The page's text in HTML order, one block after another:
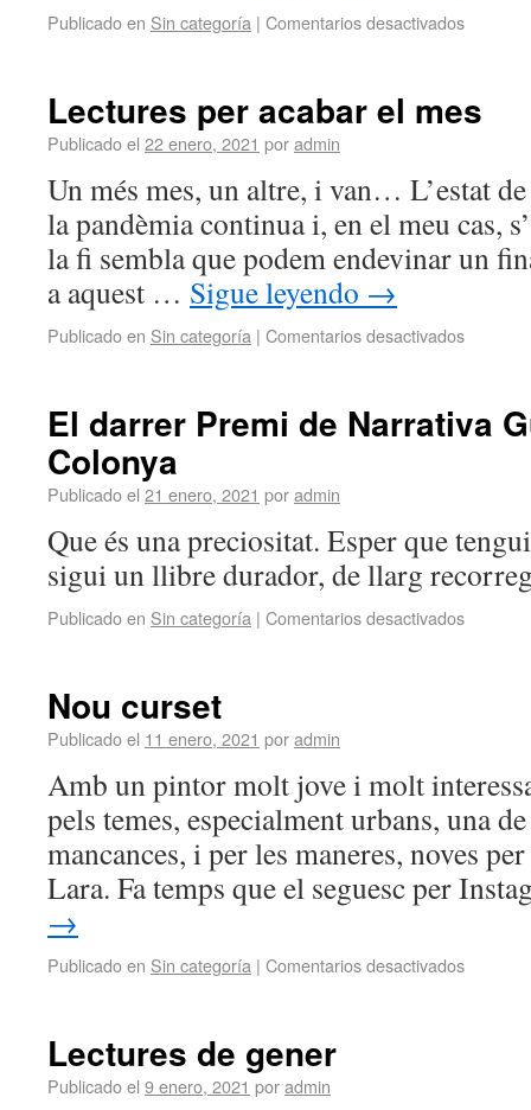
Publicado en Sin categoría | Comentarios desactivados
Lectures per acabar el mes
Publicado el 22 enero, 2021 poradmin
Un més mes, un altre, i van… L’estat
la pandèmia continua i, en el meu cas,
la fi sembla que podem endevinar un
a aquest … Sigue leyendo →
Publicado en Sin categoría | Comentarios desactivados
El darrer Premi de Narrativa
Colonya
Publicado el 21 enero, 2021 poradmin
Que és una preciositat. Esper que
sigui un llibre durador, de llarg
Publicado en Sin categoría | Comentarios desactivados
Nou curset
Publicado el 11 enero, 2021 poradmin
Amb un pintor molt jove i molt
pels temes, especialment urbans, una
mancances, i per les maneres, noves
Lara. Fa temps que el seguesc per
→
Publicado en Sin categoría | Comentarios desactivados
Lectures de gener
Publicado el 9 enero, 2021 poradmin